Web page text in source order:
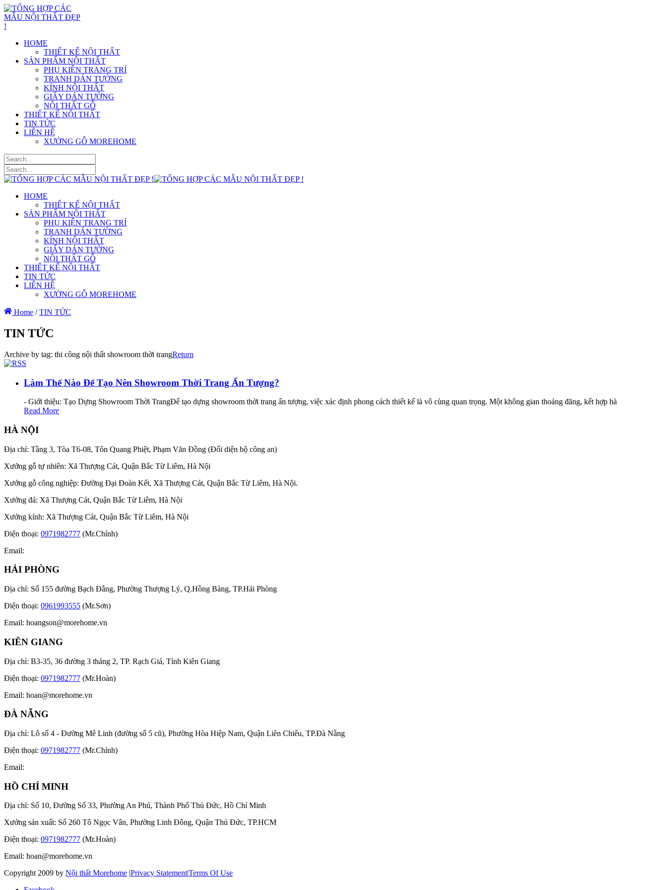
HOME
THIẾT KẾ NỘI THẤT
SẢN PHẨM NỘI THẤT
PHỤ KIỆN TRANG TRÍ
TRANH DÁN TƯỜNG
KÍNH NỘI THẤT
GIẤY DÁN TƯỜNG
NỘI THẤT GỖ
THIẾT KẾ NỘI THẤT
TIN TỨC
LIÊN HỆ
XƯỞNG GỖ MOREHOME
HOME
THIẾT KẾ NỘI THẤT
SẢN PHẨM NỘI THẤT
PHỤ KIỆN TRANG TRÍ
TRANH DÁN TƯỜNG
KÍNH NỘI THẤT
GIẤY DÁN TƯỜNG
NỘI THẤT GỖ
THIẾT KẾ NỘI THẤT
TIN TỨC
LIÊN HỆ
XƯỞNG GỖ MOREHOME
Home / TIN TỨC
TIN TỨC
Archive by tag: thi công nội thất showroom thời trangReturn
Làm Thế Nào Để Tạo Nên Showroom Thời Trang Ấn Tượng?
- Giới thiệu: Tạo Dựng Showroom Thời TrangĐể tạo dựng showroom thời trang ấn tượng, việc xác định phong cách thiết kế là vô cùng quan trọng. Một không gian thoáng đãng, kết hợp hà
Read More
HÀ NỘI
Địa chỉ: Tầng 3, Tòa T6-08, Tôn Quang Phiệt, Phạm Văn Đồng (Đối diện bộ công an)
Xưởng gỗ tự nhiên: Xã Thượng Cát, Quận Bắc Từ Liêm, Hà Nội
Xưởng gỗ công nghiệp: Đường Đại Đoàn Kết, Xã Thượng Cát, Quận Bắc Từ Liêm, Hà Nội.
Xưởng đá: Xã Thượng Cát, Quận Bắc Từ Liêm, Hà Nội
Xưởng kính: Xã Thượng Cát, Quận Bắc Từ Liêm, Hà Nội
Điện thoại: 0971982777 (Mr.Chính)
Email:
HẢI PHÒNG
Địa chỉ: Số 155 đường Bạch Đằng, Phường Thượng Lý, Q.Hồng Bàng, TP.Hải Phòng
Điện thoại: 0961993555 (Mr.Sơn)
Email: hoangson@morehome.vn
KIÊN GIANG
Địa chỉ: B3-35, 36 đường 3 tháng 2, TP. Rạch Giá, Tỉnh Kiên Giang
Điện thoại: 0971982777 (Mr.Hoàn)
Email: hoan@morehome.vn
ĐÀ NẴNG
Địa chỉ: Lô số 4 - Đường Mê Linh (đường số 5 cũ), Phường Hòa Hiệp Nam, Quận Liên Chiểu, TP.Đà Nẵng
Điện thoại: 0971982777 (Mr.Chính)
Email:
HỒ CHÍ MINH
Địa chỉ: Số 10, Đường Số 33, Phường An Phú, Thành Phố Thủ Đức, Hồ Chí Minh
Xưởng sản xuất: Số 260 Tô Ngọc Vân, Phường Linh Đông, Quận Thủ Đức, TP.HCM
Điện thoại: 0971982777 (Mr.Hoàn)
Email: hoan@morehome.vn
Copyright 2009 by Nội thất Morehome |Privacy Statement|Terms Of Use